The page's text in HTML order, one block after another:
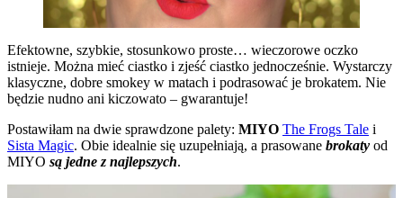
Efektowne, szybkie, stosunkowo proste… wieczorowe oczko
istnieje. Można mieć ciastko i zjeść ciastko jednocześnie. Wystarczy
klasyczne, dobre smokey w matach i podrasować je brokatem. Nie
będzie nudno ani kiczowato – gwarantuje!
Postawiłam na dwie sprawdzone palety: MIYO The Frogs Tale i
Sista Magic. Obie idealnie się uzupełniają, a prasowane brokaty od
MIYO są jedne z najlepszych.